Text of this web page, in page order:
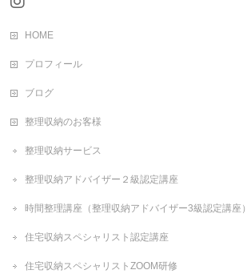
HOME
プロフィール
ブログ
整理収納のお客様
整理収納サービス
整理収納アドバイザー２級認定講座
時間整理講座（整理収納アドバイザー3級認定講座）
住宅収納スペシャリスト認定講座
住宅収納スペシャリストZOOM研修